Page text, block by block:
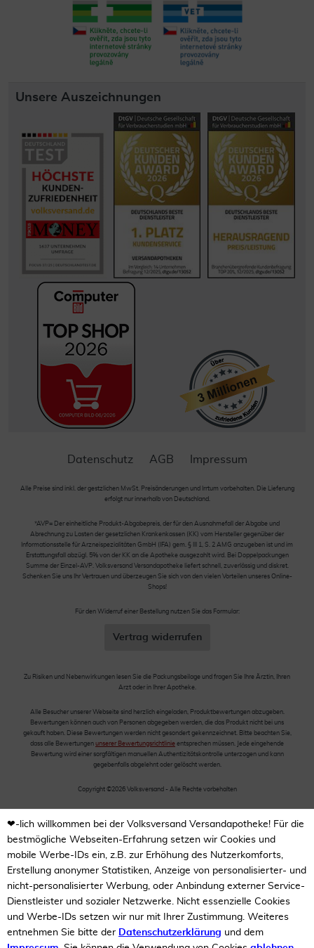
Unsere Auszeichnungen
Datenschutz AGB Impressum
Alle Preise sind inkl. der gestzlichen MwSt. Preisänderungen und Irrtum vorbehalten. Die Lieferung
erfolgt nur innerhalb von Deutschland.
*AVP= Der einheitliche Produkt-Abgabepreis, der für den Ausnahmefall der Abgabe und
Abrechnung zu Lasten der gesetzlichen Krankenkassen (KK) vom Hersteller gegenüber der
Informationsstelle für Arzneispezialitäten GmbH (IFA) gem. § III 1, S. 2 AMG anzugeben ist und im
Erstattungsfall abzügl. 5% von der KK an die Apotheke ausgezahlt wird. Bei Doppelpackungen
Summe der Einzel-AVP. Volksversand Versandapotheke liefert schnell, zuverlässig und diskret.
Schenken Sie uns Ihr Vertrauen und überzeugen Sie sich von den vielen Vorteilen unseres Online-
Shops!
Für den Widerruf einer Bestellung nutzen Sie das Formular:
Vertrag widerrufen
Zu Risiken und Nebenwirkungen lesen Sie die Packungsbeilage und fragen Sie Ihre Ärztin, Ihren
Arzt oder in Ihrer Apotheke.
Alle Besucher unserer Webseite sind herzlich eingeladen, Produktbewertungen abzugeben.
Bewertungen können auch von Personen abgegeben werden, die das Produkt nicht bei uns
gekauft haben. Diese Bewertungen werden nicht gesondert gekennzeichnet. Bitte beachten Sie,
dass alle Bewertungen unserer Bewertungsrichtlinie entsprechen müssen. Jede eingehende
Bewertung wird einer sorgfältigen manuellen Authentizitätskontrolle unterzogen und kann
gegebenfalls abgelehnt oder gelöscht werden.
Copyright ©2026 Volksversand - Alle Rechte vorbehalten
❤-lich willkommen bei der Volksversand Versandapotheke! Für die
bestmögliche Webseiten-Erfahrung setzen wir Cookies und
mobile Werbe-IDs ein, z.B. zur Erhöhung des Nutzerkomforts,
Erstellung anonymer Statistiken, Anzeige von personalisierter- und
nicht-personalisierter Werbung, oder Anbindung externer Service-
Dienstleister und sozialer Netzwerke. Nicht essenzielle Cookies
und Werbe-IDs setzen wir nur mit Ihrer Zustimmung. Weiteres
entnehmen Sie bitte der Datenschutzerklärung und dem